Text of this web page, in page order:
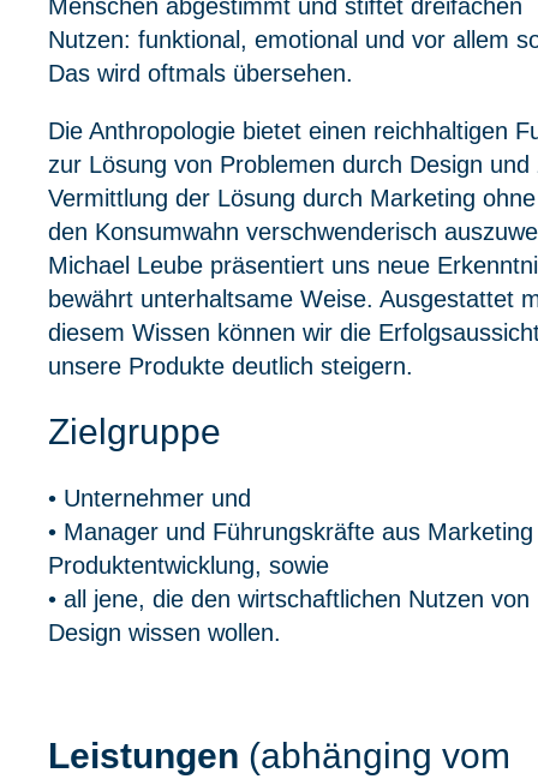
Menschen abgestimmt und stiftet dreifachen
Nutzen: funktional, emotional und vor allem
Das wird oftmals übersehen.
Die Anthropologie bietet einen reichhaltigen
zur Lösung von Problemen durch Design und
Vermittlung der Lösung durch Marketing
den Konsumwahn verschwenderisch
Michael Leube präsentiert uns neue
bewährt unterhaltsame Weise. Ausgestattet
diesem Wissen können wir die
unsere Produkte deutlich steigern.
Zielgruppe
• Unternehmer und
• Manager und Führungskräfte aus
Produktentwicklung, sowie
• all jene, die den wirtschaftlichen Nutzen von
Design wissen wollen.
Leistungen (abhänging vom